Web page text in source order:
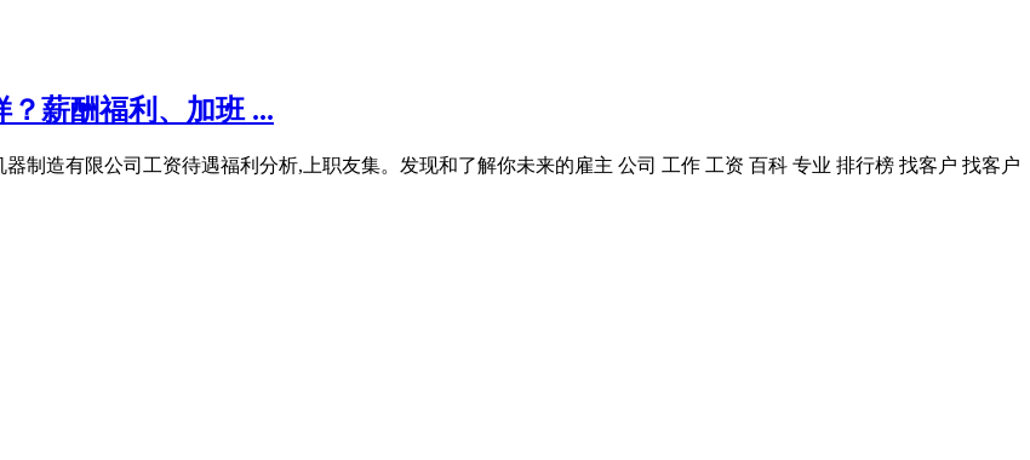
薪酬福利、加班 ...
制造有限公司工资待遇福利分析,上职友集。发现和了解你未来的雇主 公司 工作 工资 百科 专业 排行榜 找客户 找客户